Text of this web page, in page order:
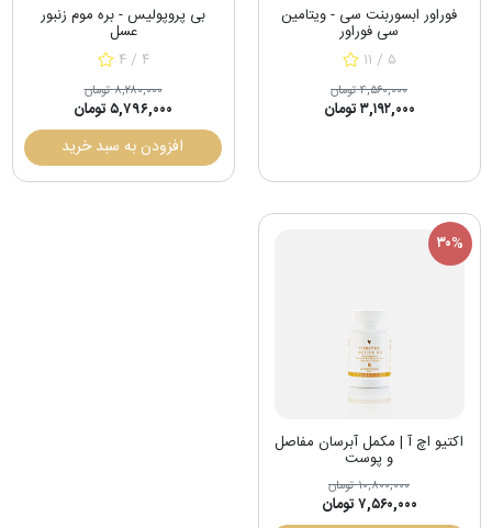
فوراور ابسوربنت سی - ویتامین
سی فوراور
۱۱ / ۵
۴,۵۶۰,۰۰۰ تومان
۳,۱۹۲,۰۰۰ تومان
افزودن به سبد خرید
بی پروپولیس - بره موم زنبور
عسل
۴ / ۴
۸,۲۸۰,۰۰۰ تومان
۵,۷۹۶,۰۰۰ تومان
۳۰%
اکتیو اچ آ | مکمل آبرسان مفاصل
و پوست
۱۰,۸۰۰,۰۰۰ تومان
۷,۵۶۰,۰۰۰ تومان